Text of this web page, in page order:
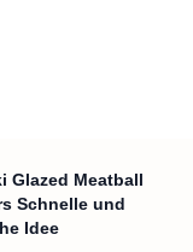
Glazed Meatball
Schnelle und
Idee